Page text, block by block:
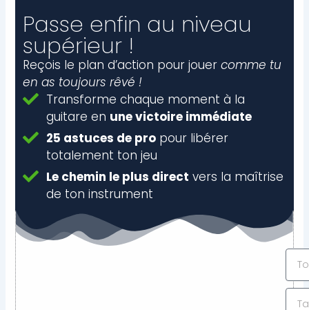
Passe enfin au niveau
supérieur !
Reçois le plan d’action pour jouercomme tu
en as toujours rêvé !
Transforme chaque moment à la
guitare en une victoire immédiate
25 astuces de pro pour libérer
totalement ton jeu
Le chemin le plus direct vers la maîtrise
de ton instrument